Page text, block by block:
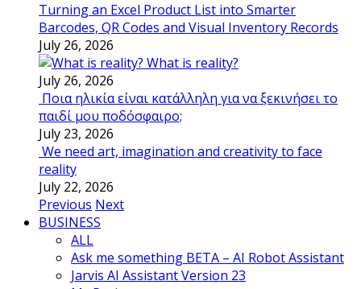
Turning an Excel Product List into Smarter
Barcodes, QR Codes and Visual Inventory Records
July 26, 2026
What is reality?
July 26, 2026
Ποια ηλικία είναι κατάλληλη για να ξεκινήσει το
παιδί μου ποδόσφαιρο;
July 23, 2026
We need art, imagination and creativity to face
reality
July 22, 2026
Previous Next
BUSINESS
ALL
Ask me something BETA – AI Robot Assistant
Jarvis AI Assistant Version 23